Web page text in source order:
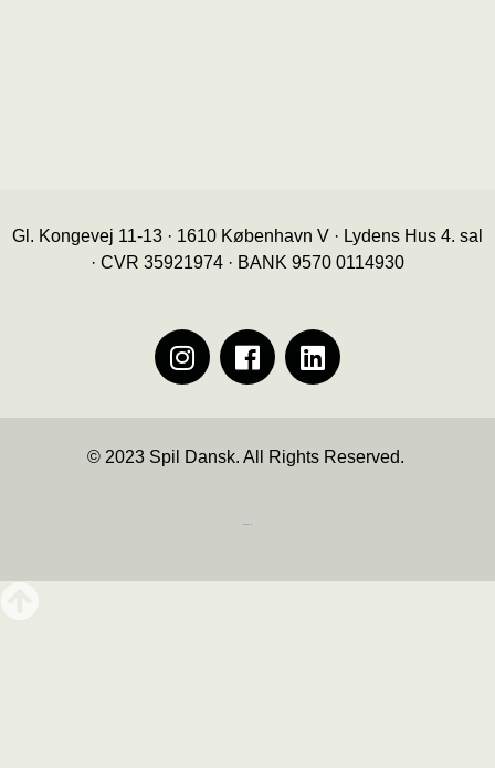
Gl. Kongevej 11-13 · 1610 København V · Lydens Hus 4. sal
· CVR 35921974 · BANK 9570 0114930
© 2023 Spil Dansk. All Rights Reserved.